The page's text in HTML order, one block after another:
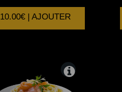
10.00€ | AJOUTER